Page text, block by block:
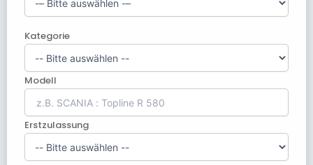
Kategorie
Modell
Erstzulassung